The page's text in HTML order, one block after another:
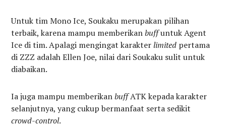
Untuk tim Mono Ice, Soukaku merupakan pilihan
terbaik, karena mampu memberikanbuffuntuk Agent
Ice di tim. Apalagi mengingat karakterlimited pertama
di ZZZ adalah Ellen Joe, nilai dari Soukaku sulit untuk
diabaikan.
Ia juga mampu memberikanbuffATK kepada karakter
selanjutnya, yang cukup bermanfaat serta sedikit
crowd-control.